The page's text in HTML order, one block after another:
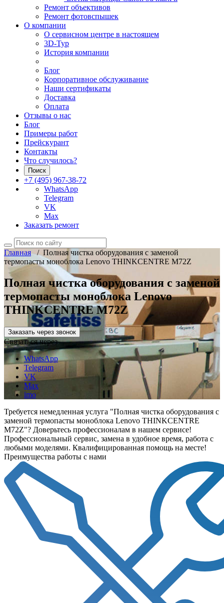
Ремонт объективов
Ремонт фотовспышек
О компании
О сервисном центре в настоящем
3D-Тур
История компании
Блог
Корпоративное обслуживание
Наши сертификаты
Доставка
Оплата
Отзывы о нас
Блог
Примеры работ
Прейскурант
Контакты
Что случилось?
Поиск
+7 (495) 967-38-72
WhatsApp
Telegram
VK
Max
Заказать ремонт
Главная/ Полная чистка оборудования с заменой
термопасты моноблока Lenovo THINKCENTRE M72Z
Полная чистка оборудования с заменой
термопасты моноблока Lenovo
THINKCENTRE M72Z
Заказать через звонок
Связаться через
WhatsApp
Telegram
VK
Max
imo
Требуется немедленная услуга "Полная чистка оборудования с
заменой термопасты моноблока Lenovo THINKCENTRE
M72Z"? Доверьтесь профессионалам в нашем сервисе!
Профессиональный сервис, замена в удобное время, работа с
любыми моделями. Квалифицированная помощь на месте!
Преимущества работы с нами